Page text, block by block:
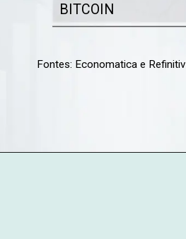
BITCOIN
Fontes: Economatica e Refinitiv